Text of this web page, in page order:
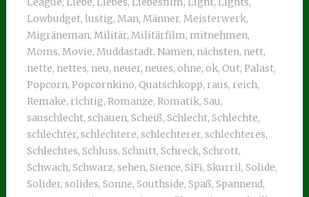
Lowbudget, lustig, Man, Männer, Meisterwerk,
Migräneman, Militär, Militärfilm, mitnehmen,
Moms, Movie, Muddastadt, Namen, nächsten, nett,
nette, nettes, neu, neuer, neues, ohne, ok, Out, Palast,
Popcorn, Popcornkino, Quatschkopp, raus, reich,
Remake, richtig, Romanze, Romatik, Sau,
sauschlecht, schauen, Scheiß, Schlecht, Schlechte,
schlechter, schlechtere, schlechterer, schlechteres,
Schlechtes, Schluss, Schnitt, Schreck, Schrott,
Schwach, Schwarz, sehen, Sience, SiFi, Skurril, Solide,
Solider, solides, Sonne, Southside, Spaß, Spannend,